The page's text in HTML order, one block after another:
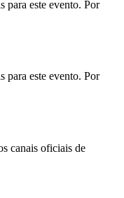
para este evento. Por
para este evento. Por
canais oficiais de